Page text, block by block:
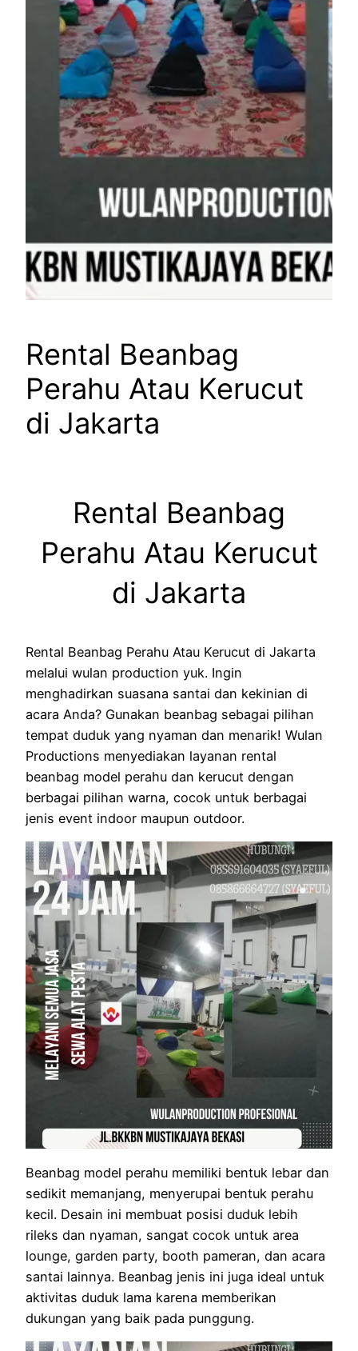
Rental Beanbag
Perahu Atau Kerucut
di Jakarta
Rental Beanbag
Perahu Atau Kerucut
di Jakarta
Rental Beanbag Perahu Atau Kerucut di Jakarta
melalui wulan production yuk. Ingin
menghadirkan suasana santai dan kekinian di
acara Anda? Gunakan beanbag sebagai pilihan
tempat duduk yang nyaman dan menarik! Wulan
Productions menyediakan layanan rental
beanbag model perahu dan kerucut dengan
berbagai pilihan warna, cocok untuk berbagai
jenis event indoor maupun outdoor.
Beanbag model perahu memiliki bentuk lebar dan
sedikit memanjang, menyerupai bentuk perahu
kecil. Desain ini membuat posisi duduk lebih
rileks dan nyaman, sangat cocok untuk area
lounge, garden party, booth pameran, dan acara
santai lainnya. Beanbag jenis ini juga ideal untuk
aktivitas duduk lama karena memberikan
dukungan yang baik pada punggung.